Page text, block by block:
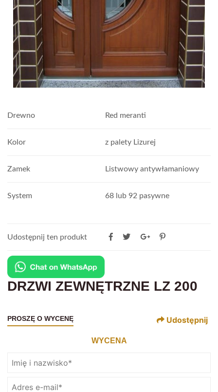
Drewno Red meranti
Kolor z palety Lizurej
Zamek Listwowy antywłamaniowy
System 68 lub 92 pasywne
Udostępnij ten produkt
DRZWI ZEWNĘTRZNE LZ 200
PROSZĘ O WYCENĘ Udostępnij
WYCENA